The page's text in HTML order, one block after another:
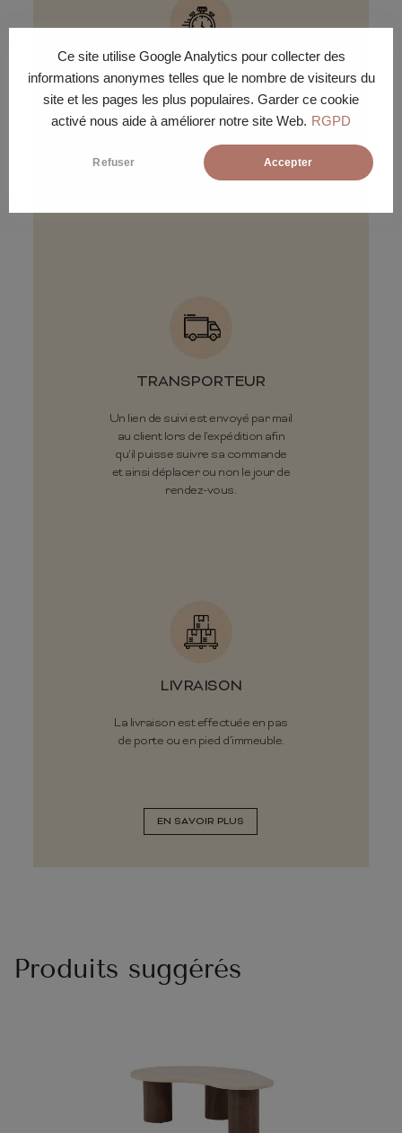
Ce site utilise Google Analytics pour collecter des
informations anonymes telles que le nombre de visiteurs du
site et les pages les plus populaires. Garder ce cookie
activé nous aide à améliorer notre site Web. RGPD
Refuser Accepter
DÉLAI
Livraison sous 15 jours ouvrés à
fonction de l’agence locale de
transport et de la tournée du
TRANSPORTEUR
Un lien de suivi est envoyé par mail
au client lors de l'expédition afin
qu'il puisse suivre sa commande
et ainsi déplacer ou non le jour de
rendez-vous.
LIVRAISON
La livraison est effectuée en pas
de porte ou en pied d’immeuble.
EN SAVOIR PLUS
Produits suggérés